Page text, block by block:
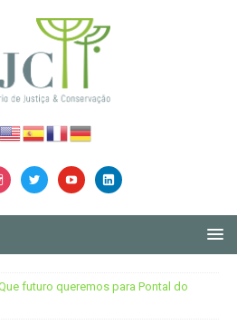
futuro queremos para Pontal do